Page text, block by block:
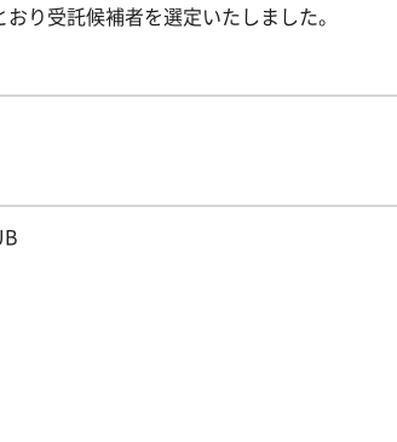
り受託候補者を選定いたしました。